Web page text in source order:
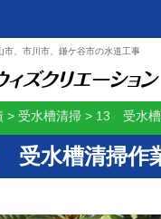
市、市川市、鎌ケ谷市の水道工事
> 受水槽清掃 > 13 受水槽
受水槽清掃作